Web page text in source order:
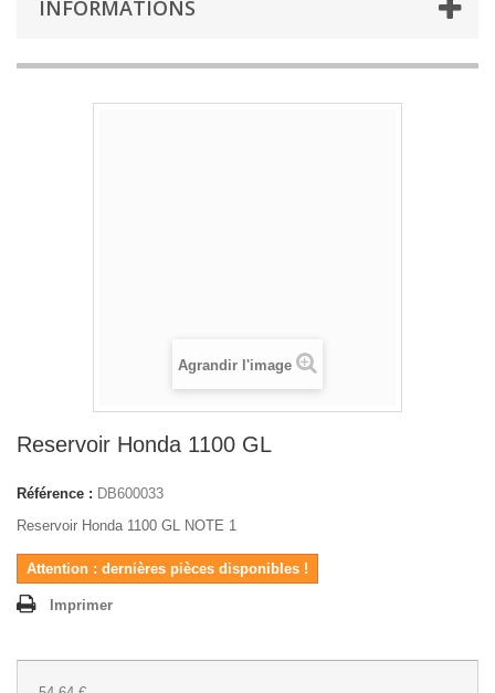
INFORMATIONS
Agrandir l'image
Reservoir Honda 1100 GL
Référence : DB600033
Reservoir Honda 1100 GL NOTE 1
Attention : dernières pièces disponibles !
Imprimer